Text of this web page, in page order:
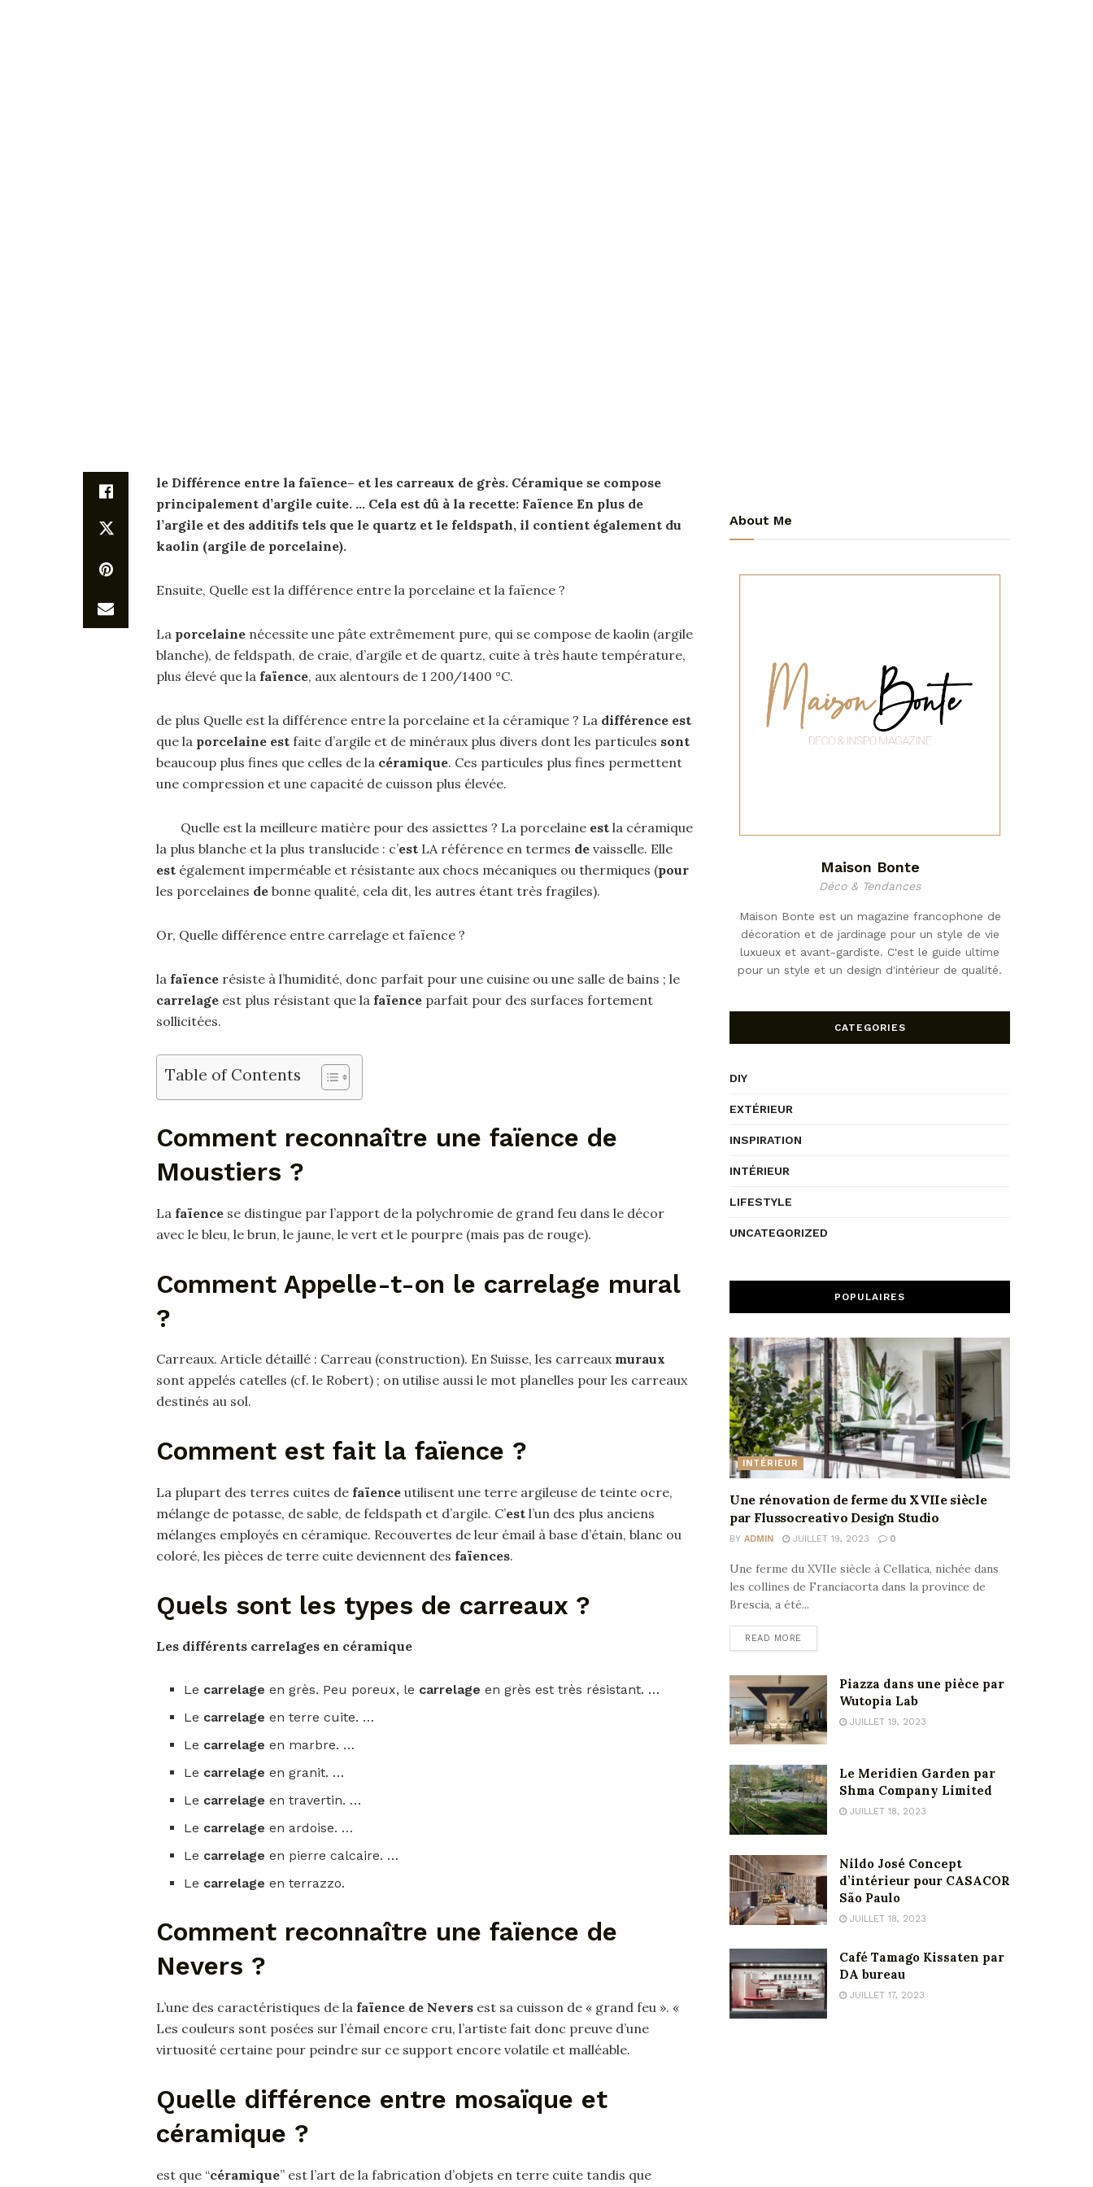
le Différence entre la faïence– et les carreaux de grès. Céramique se compose
principalement d’argile cuite. … Cela est dû à la recette: Faïence En plus de
l’argile et des additifs tels que le quartz et le feldspath, il contient également du
kaolin (argile de porcelaine).
Ensuite, Quelle est la différence entre la porcelaine et la faïence ?
La porcelaine nécessite une pâte extrêmement pure, qui se compose de kaolin (argile
blanche), de feldspath, de craie, d’argile et de quartz, cuite à très haute température,
plus élevé que la faïence, aux alentours de 1 200/1400 °C.
de plus Quelle est la différence entre la porcelaine et la céramique ? La différence est
que la porcelaine est faite d’argile et de minéraux plus divers dont les particules sont
beaucoup plus fines que celles de la céramique. Ces particules plus fines permettent
une compression et une capacité de cuisson plus élevée.
Quelle est la meilleure matière pour des assiettes ? La porcelaine est la céramique
la plus blanche et la plus translucide : c’est LA référence en termes de vaisselle. Elle
est également imperméable et résistante aux chocs mécaniques ou thermiques (pour
les porcelaines de bonne qualité, cela dit, les autres étant très fragiles).
Or, Quelle différence entre carrelage et faïence ?
la faïence résiste à l’humidité, donc parfait pour une cuisine ou une salle de bains ; le
carrelage est plus résistant que la faïence parfait pour des surfaces fortement
sollicitées.
Table of Contents
Comment reconnaître une faïence de
Moustiers ?
La faïence se distingue par l’apport de la polychromie de grand feu dans le décor
avec le bleu, le brun, le jaune, le vert et le pourpre (mais pas de rouge).
Comment Appelle-t-on le carrelage mural
?
Carreaux. Article détaillé : Carreau (construction). En Suisse, les carreaux muraux
sont appelés catelles (cf. le Robert) ; on utilise aussi le mot planelles pour les carreaux
destinés au sol.
Comment est fait la faïence ?
La plupart des terres cuites de faïence utilisent une terre argileuse de teinte ocre,
mélange de potasse, de sable, de feldspath et d’argile. C’est l’un des plus anciens
mélanges employés en céramique. Recouvertes de leur émail à base d’étain, blanc ou
coloré, les pièces de terre cuite deviennent des faïences.
Quels sont les types de carreaux ?
Les différents carrelages en céramique
Le carrelageen grès. Peu poreux, le carrelageen grès est très résistant. …
Le carrelageen terre cuite. …
Le carrelageen marbre. …
Le carrelageen granit. …
Le carrelageen travertin. …
Le carrelageen ardoise. …
Le carrelageen pierre calcaire. …
Le carrelageen terrazzo.
Comment reconnaître une faïence de
Nevers ?
L’une des caractéristiques de la faïence de Nevers est sa cuisson de « grand feu ». «
Les couleurs sont posées sur l’émail encore cru, l’artiste fait donc preuve d’une
virtuosité certaine pour peindre sur ce support encore volatile et malléable.
Quelle différence entre mosaïque et
céramique ?
est que “céramique” est l’art de la fabrication d’objets en terre cuite tandis que
About Me
Maison Bonte
Déco & Tendances
Maison Bonte est un magazine francophone de
décoration et de jardinage pour un style de vie
luxueux et avant-gardiste. C'est le guide ultime
pour un style et un design d'intérieur de qualité.
CATEGORIES
DIY
EXTÉRIEUR
INSPIRATION
INTÉRIEUR
LIFESTYLE
UNCATEGORIZED
POPULAIRES
INTÉRIEUR
Une rénovation de ferme du XVIIe siècle
par Flussocreativo Design Studio
BY ADMIN JUILLET 19, 2023 0
Une ferme du XVIIe siècle à Cellatica, nichée dans
les collines de Franciacorta dans la province de
Brescia, a été...
READ MORE
Piazza dans une pièce par
Wutopia Lab
JUILLET 19, 2023
Le Meridien Garden par
Shma Company Limited
JUILLET 18, 2023
Nildo José Concept
d’intérieur pour CASACOR
São Paulo
JUILLET 18, 2023
Café Tamago Kissaten par
DA bureau
JUILLET 17, 2023